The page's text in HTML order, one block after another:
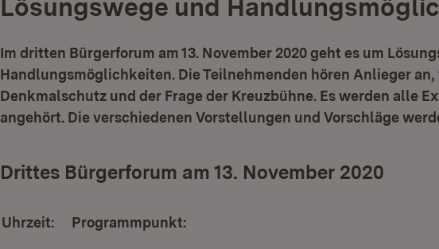
Lösungswege und
Im dritten Bürgerforum am 13. November 2020 geht es um
Handlungsmöglichkeiten. Die Teilnehmenden hören Anlieger
Denkmalschutz und der Frage der Kreuzbühne. Es werden alle
angehört. Die verschiedenen Vorstellungen und Vorschläge
Drittes Bürgerforum am 13. November 2020
Uhrzeit: Programmpunkt: